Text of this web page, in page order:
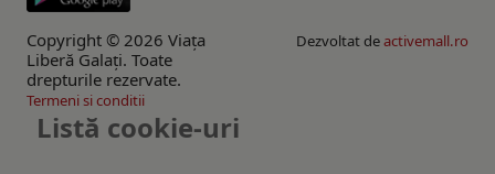
Copyright © 2026 Viaţa
Liberă Galaţi. Toate
drepturile rezervate.
Dezvoltat deactivemall.ro
Termeni si conditii
Listă cookie-uri